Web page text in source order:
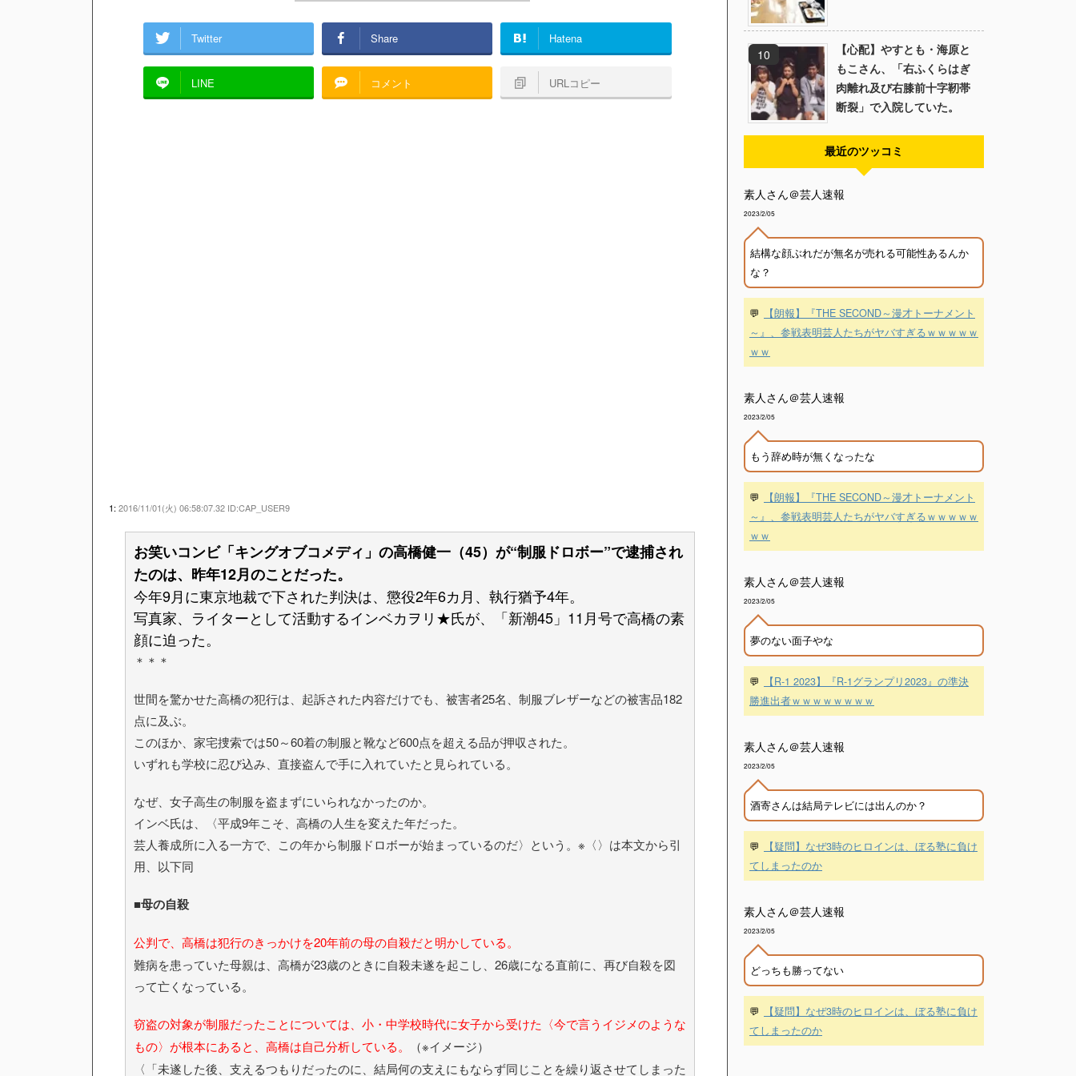
Twitter Share Hatena
LINE コメント URLコピー
1: 2016/11/01(火) 06:58:07.32 ID:CAP_USER9
お笑いコンビ「キングオブコメディ」の高橋健一（45）が“制服ドロボー”で逮捕され
たのは、昨年12月のことだった。
今年9月に東京地裁で下された判決は、懲役2年6カ月、執行猶予4年。
写真家、ライターとして活動するインベカヲリ★氏が、「新潮45」11月号で高橋の素
顔に迫った。
＊＊＊
世間を驚かせた高橋の犯行は、起訴された内容だけでも、被害者25名、制服ブレザーなどの被害品182
点に及ぶ。
このほか、家宅捜索では50～60着の制服と靴など600点を超える品が押収された。
いずれも学校に忍び込み、直接盗んで手に入れていたと見られている。
なぜ、女子高生の制服を盗まずにいられなかったのか。
インベ氏は、〈平成9年こそ、高橋の人生を変えた年だった。
芸人養成所に入る一方で、この年から制服ドロボーが始まっているのだ〉という。※〈〉は本文から引
用、以下同
■母の自殺
公判で、高橋は犯行のきっかけを20年前の母の自殺だと明かしている。
難病を患っていた母親は、高橋が23歳のときに自殺未遂を起こし、26歳になる直前に、再び自殺を図
って亡くなっている。
窃盗の対象が制服だったことについては、小・中学校時代に女子から受けた〈今で言うイジメのような
もの〉が根本にあると、高橋は自己分析している。
（※イメージ）
〈「未遂した後、支えるつもりだったのに、結局何の支えにもならず同じことを繰り返させてしまった
【心配】やすとも・海原と
もこさん、「右ふくらはぎ
肉離れ及び右膝前十字靭帯
断裂」で入院していた。
最近のツッコミ
素人さん＠芸人速報
2023/2/05
結構な顔ぶれだが無名が売れる可能性あるんか
な？
💬
【朗報】『THE SECOND～漫才トーナメント
～』、参戦表明芸人たちがヤバすぎるｗｗｗｗｗ
ｗｗ
素人さん＠芸人速報
2023/2/05
もう辞め時が無くなったな
💬
【朗報】『THE SECOND～漫才トーナメント
～』、参戦表明芸人たちがヤバすぎるｗｗｗｗｗ
ｗｗ
素人さん＠芸人速報
2023/2/05
夢のない面子やな
💬
【R-1 2023】『R-1グランプリ2023』の準決
勝進出者ｗｗｗｗｗｗｗｗ
素人さん＠芸人速報
2023/2/05
酒寄さんは結局テレビには出んのか？
💬
【疑問】なぜ3時のヒロインは、ぼる塾に負け
てしまったのか
素人さん＠芸人速報
2023/2/05
どっちも勝ってない
💬
【疑問】なぜ3時のヒロインは、ぼる塾に負け
てしまったのか